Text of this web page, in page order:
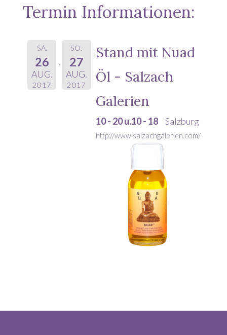
Termin Informationen:
SA.
26
AUG.
2017
SO.
27
AUG.
2017
Stand mit Nuad
Öl - Salzach
Galerien
10 - 20 u.10 - 18 Salzburg
http://www.salzachgalerien.com/